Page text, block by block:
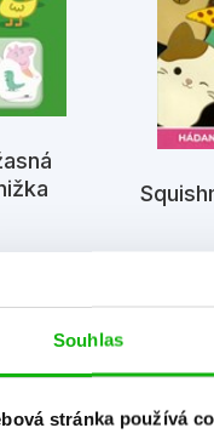
Souhlas
stránka používá